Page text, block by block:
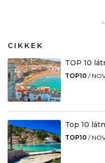
CIKKEK
TOP 10
TOP10 /
Top 10
TOP10 /